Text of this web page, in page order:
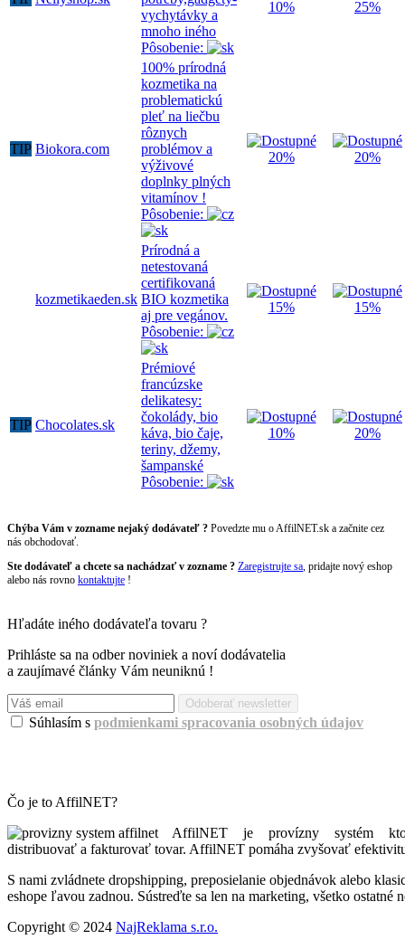
vychytávky a
mnoho iného
Pôsobenie:
10% 25%
TIP Biokora.com
100% prírodná
kozmetika na
problematickú
pleť na liečbu
rôznych
problémov a
výživové
doplnky plných
vitamínov !
Pôsobenie:
20% 20%
kozmetikaeden.sk
Prírodná a
netestovaná
certifikovaná
BIO kozmetika
aj pre vegánov.
Pôsobenie:
15% 15%
TIP Chocolates.sk
Prémiové
francúzske
delikatesy:
čokolády, bio
káva, bio čaje,
teriny, džemy,
šampanské
Pôsobenie:
10% 20%
Chýba Vám v zozname nejaký dodávateľ ? Povedzte mu o AffilNET.sk a začnite cez
nás obchodovať.
Ste dodávateľ a chcete sa nachádzať v zozname ? Zaregistrujte sa, pridajte nový eshop
alebo nás rovno kontaktujte !
Hľadáte iného dodávateľa tovaru ?
Prihláste sa na odber noviniek a noví dodávatelia
a zaujímavé články Vám neuniknú !
Súhlasím s podmienkami spracovania osobných údajov
Čo je to AffilNET?
AffilNET je provízny systém
distribuovať a fakturovať tovar. AffilNET pomáha zvyšovať
S nami zvládnete dropshipping, preposielanie objednávok alebo
eshope ľavou zadnou. Sústreďte sa len na marketing, všetko ostatné
Copyright © 2024 NajReklama s.r.o.